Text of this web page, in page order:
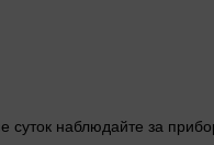
суток наблюдайте за